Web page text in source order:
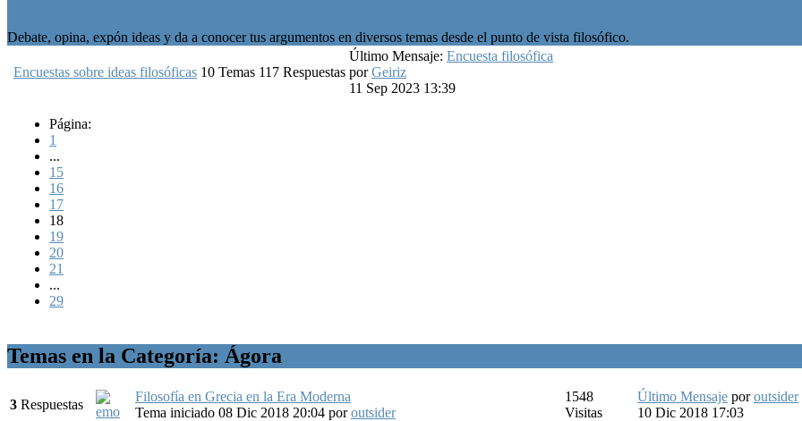
Debate, opina, expón ideas y da a conocer tus argumentos en diversos temas desde el punto de vista filosófico.
Encuestas sobre ideas filosóficas 10 Temas 117 Respuestas
Último Mensaje: Encuesta filosófica
porGeiriz
11 Sep 2023 13:39
Página:
1
...
15
16
17
18
19
20
21
...
29
Temas en la Categoría: Ágora
3 Respuestas
Filosofía en Grecia en la Era Moderna
Tema iniciado 08 Dic 2018 20:04 poroutsider
1548
Visitas
Último Mensaje poroutsider
10 Dic 2018 17:03